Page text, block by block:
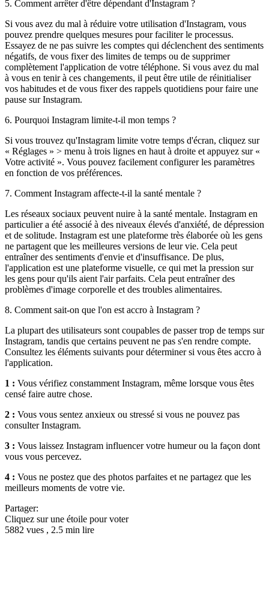
5. Comment arrêter d'être dépendant d'Instagram ?
Si vous avez du mal à réduire votre utilisation d'Instagram, vous
pouvez prendre quelques mesures pour faciliter le processus.
Essayez de ne pas suivre les comptes qui déclenchent des sentiments
négatifs, de vous fixer des limites de temps ou de supprimer
complètement l'application de votre téléphone. Si vous avez du mal
à vous en tenir à ces changements, il peut être utile de réinitialiser
vos habitudes et de vous fixer des rappels quotidiens pour faire une
pause sur Instagram.
6. Pourquoi Instagram limite-t-il mon temps ?
Si vous trouvez qu'Instagram limite votre temps d'écran, cliquez sur
« Réglages » > menu à trois lignes en haut à droite et appuyez sur «
Votre activité ». Vous pouvez facilement configurer les paramètres
en fonction de vos préférences.
7. Comment Instagram affecte-t-il la santé mentale ?
Les réseaux sociaux peuvent nuire à la santé mentale. Instagram en
particulier a été associé à des niveaux élevés d'anxiété, de dépression
et de solitude. Instagram est une plateforme très élaborée où les gens
ne partagent que les meilleures versions de leur vie. Cela peut
entraîner des sentiments d'envie et d'insuffisance. De plus,
l'application est une plateforme visuelle, ce qui met la pression sur
les gens pour qu'ils aient l'air parfaits. Cela peut entraîner des
problèmes d'image corporelle et des troubles alimentaires.
8. Comment sait-on que l'on est accro à Instagram ?
La plupart des utilisateurs sont coupables de passer trop de temps sur
Instagram, tandis que certains peuvent ne pas s'en rendre compte.
Consultez les éléments suivants pour déterminer si vous êtes accro à
l'application.
1 : Vous vérifiez constamment Instagram, même lorsque vous êtes
censé faire autre chose.
2 : Vous vous sentez anxieux ou stressé si vous ne pouvez pas
consulter Instagram.
3 : Vous laissez Instagram influencer votre humeur ou la façon dont
vous vous percevez.
4 : Vous ne postez que des photos parfaites et ne partagez que les
meilleurs moments de votre vie.
Partager:
Cliquez sur une étoile pour voter
5882 vues , 2.5 min lire